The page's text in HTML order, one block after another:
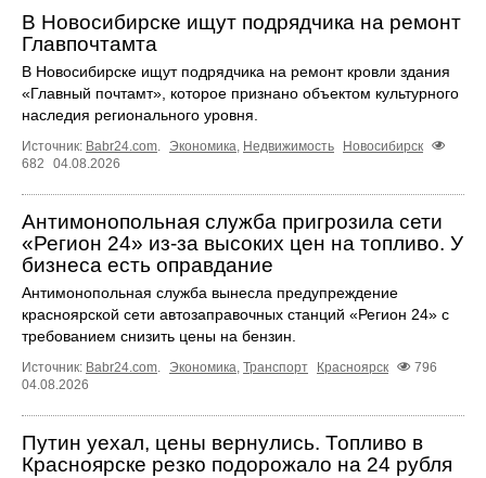
В Новосибирске ищут подрядчика на ремонт
Главпочтамта
В Новосибирске ищут подрядчика на ремонт кровли здания
«Главный почтамт», которое признано объектом культурного
наследия регионального уровня.
Источник: Babr24.com. Экономика, Недвижимость
Новосибирск
682
04.08.2026
Антимонопольная служба пригрозила сети
«Регион 24» из-за высоких цен на топливо. У
бизнеса есть оправдание
Антимонопольная служба вынесла предупреждение
красноярской сети автозаправочных станций «Регион 24» с
требованием снизить цены на бензин.
Источник: Babr24.com. Экономика, Транспорт Красноярск
796
04.08.2026
Путин уехал, цены вернулись. Топливо в
Красноярске резко подорожало на 24 рубля